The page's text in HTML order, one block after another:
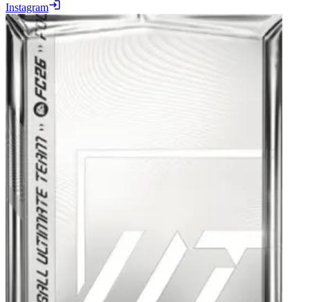
Instagram